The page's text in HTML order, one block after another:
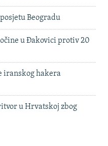
Beogradu
u Đakovici protiv 20
iranskog hakera
u Hrvatskoj zbog